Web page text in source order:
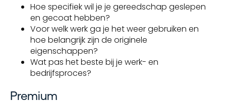
Hoe specifiek wil je je gereedschap geslepen
en gecoat hebben?
Voor welk werk ga je het weer gebruiken en
hoe belangrijk zijn de originele
eigenschappen?
Wat pas het beste bij je werk- en
bedrijfsproces?
Premium